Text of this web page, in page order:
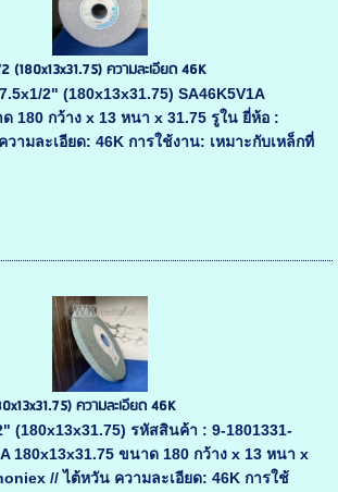
(180x13x31.75) ความละเอียด 46K
2" (180x13x31.75) SA46K5V1A
180 กว้าง x 13 หนา x 31.75 รูใน ยี่ห้อ :
ามละเอียด: 46K การใช้งาน: เหมาะกับเหล็กที่
ความละเอียด 46K
(180x13x31.75) รหัสสินค้า : 9-1801331-
180x13x31.75 ขนาด 180 กว้าง x 13 หนา x
// ไต้หวัน ความละเอียด: 46K การใช้